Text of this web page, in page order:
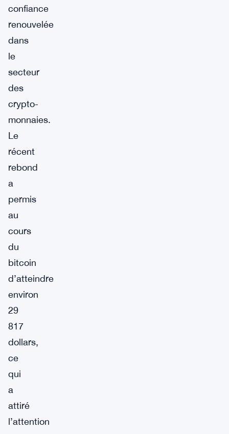
confiance
renouvelée
dans
le
secteur
des
crypto-
monnaies.
Le
récent
rebond
a
permis
au
cours
du
bitcoin
d’atteindre
environ
29
817
dollars,
ce
qui
a
attiré
l’attention